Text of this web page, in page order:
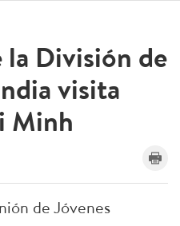
la División de
visita
Minh
de Jóvenes